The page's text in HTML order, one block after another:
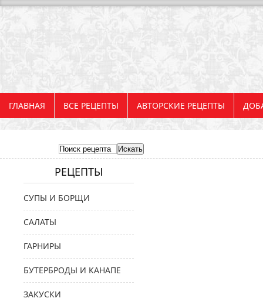
ГЛАВНАЯ ВСЕ РЕЦЕПТЫ АВТОРСКИЕ РЕЦЕПТЫ
РЕЦЕПТЫ
СУПЫ И БОРЩИ
САЛАТЫ
ГАРНИРЫ
БУТЕРБРОДЫ И КАНАПЕ
ЗАКУСКИ